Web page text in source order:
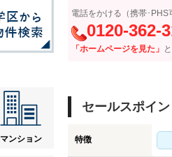
電話をかける（携帯･PHS
0120-362-
「ホームページを見た」
セールスポイン
特徴
マンション